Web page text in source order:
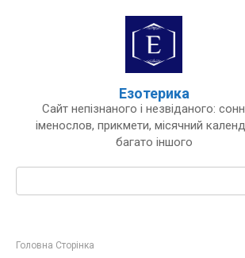
Езотерика
Сайт непізнаного і незвіданого:
іменослов, прикмети, місячний
багато іншого
Пошук:
Головна Сторінка